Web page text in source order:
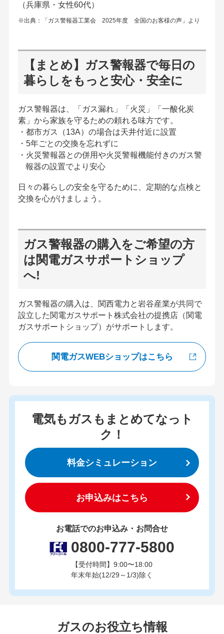
（兵庫県・女性60代）
※出典：「ガス警報器工業会 2025年度 全国のお客様の声」より
【まとめ】ガス警報器で毎日の
暮らしをもっと安心・安全に
ガス警報器は、「ガス漏れ」「火災」「一酸化炭
素」から家族を守るための頼れる味方です。
・都市ガス（13A）の場合は天井付近に設置
・5年ごとの交換を忘れずに
・火災警報器との併用や火災警報機能付きのガス警
報器の設置でより安心
日々の暮らしの安全を守るために、定期的な点検と
交換を心がけましょう。
ガス警報器の購入をご希望の方
は関電ガスサポートショップ
へ!
ガス警報器の購入は、関西電力と岩谷産業が共同で
設立した関電ガスサポート株式会社の提携店（関電
ガスサポートショップ）がサポートします。
関電ガスWEBショップはこちら
電気もガスもまとめてなっト
ク！
料金シミュレーション
お申込みはこちら
お電話でのお申込み・お問合せ
0800-777-5800
【受付時間】9:00〜18:00
年末年始(12/29～1/3)除く
ガスのお役立ち情報